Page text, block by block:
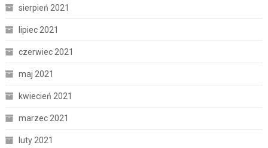
sierpień 2021
lipiec 2021
czerwiec 2021
maj 2021
kwiecień 2021
marzec 2021
luty 2021